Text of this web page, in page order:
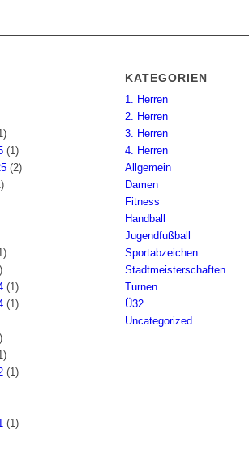
(1)
(2)
(1)
(1)
(1)
(1)
KATEGORIEN
1. Herren
2. Herren
3. Herren
4. Herren
Allgemein
Damen
Fitness
Handball
Jugendfußball
Sportabzeichen
Stadtmeisterschaften
Turnen
Ü32
Uncategorized